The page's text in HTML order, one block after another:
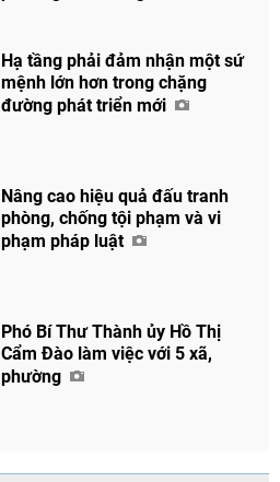
Hạ tầng phải đảm nhận một sứ
mệnh lớn hơn trong chặng
đường phát triển mới
Nâng cao hiệu quả đấu tranh
phòng, chống tội phạm và vi
phạm pháp luật
Phó Bí Thư Thành ủy Hồ Thị
Cẩm Đào làm việc với 5 xã,
phường